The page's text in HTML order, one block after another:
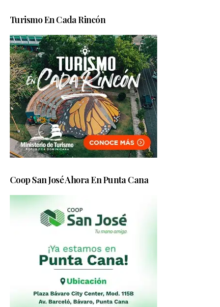
Turismo En Cada Rincón
Coop San José Ahora En Punta Cana